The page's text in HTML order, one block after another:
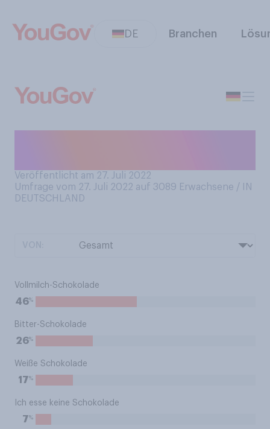
DE Branchen
Veröffentlicht am 27. Juli 2022
Umfrage vom 27. Juli 2022 auf 3089 Erwachsene / IN
DEUTSCHLAND
Vollmilch-Schokolade
46%
Bitter-Schokolade
26%
Weiße Schokolade
17%
Ich esse keine Schokolade
7%